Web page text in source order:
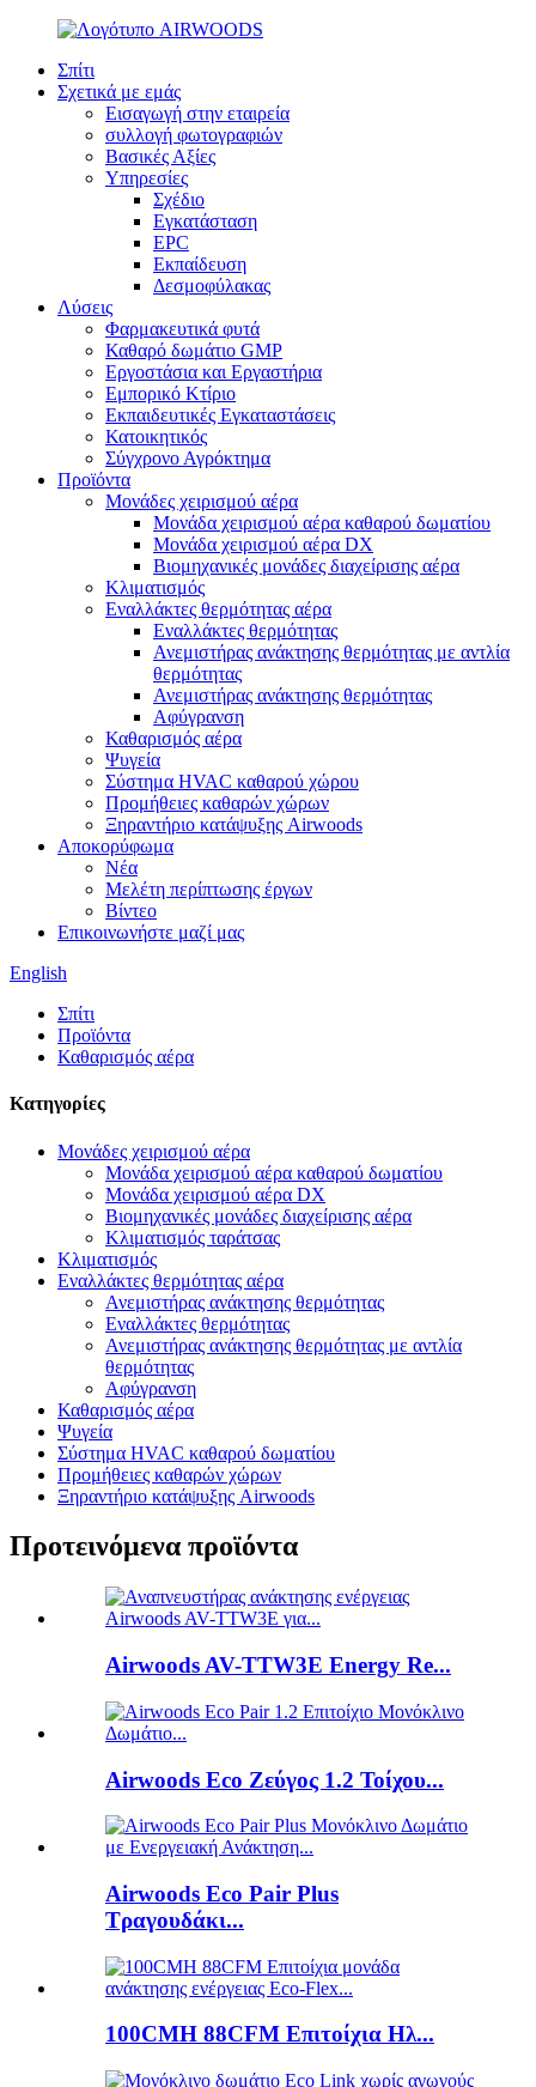
Σπίτι
Σχετικά με εμάς
Εισαγωγή στην εταιρεία
συλλογή φωτογραφιών
Βασικές Αξίες
Υπηρεσίες
Σχέδιο
Εγκατάσταση
EPC
Εκπαίδευση
Δεσμοφύλακας
Λύσεις
Φαρμακευτικά φυτά
Καθαρό δωμάτιο GMP
Εργοστάσια και Εργαστήρια
Εμπορικό Κτίριο
Εκπαιδευτικές Εγκαταστάσεις
Κατοικητικός
Σύγχρονο Αγρόκτημα
Προϊόντα
Μονάδες χειρισμού αέρα
Μονάδα χειρισμού αέρα καθαρού δωματίου
Μονάδα χειρισμού αέρα DX
Βιομηχανικές μονάδες διαχείρισης αέρα
Κλιματισμός
Εναλλάκτες θερμότητας αέρα
Εναλλάκτες θερμότητας
Ανεμιστήρας ανάκτησης θερμότητας με αντλία
θερμότητας
Ανεμιστήρας ανάκτησης θερμότητας
Αφύγρανση
Καθαρισμός αέρα
Ψυγεία
Σύστημα HVAC καθαρού χώρου
Προμήθειες καθαρών χώρων
Ξηραντήριο κατάψυξης Airwoods
Αποκορύφωμα
Νέα
Μελέτη περίπτωσης έργων
Βίντεο
Επικοινωνήστε μαζί μας
English
Σπίτι
Προϊόντα
Καθαρισμός αέρα
Κατηγορίες
Μονάδες χειρισμού αέρα
Μονάδα χειρισμού αέρα καθαρού δωματίου
Μονάδα χειρισμού αέρα DX
Βιομηχανικές μονάδες διαχείρισης αέρα
Κλιματισμός ταράτσας
Κλιματισμός
Εναλλάκτες θερμότητας αέρα
Ανεμιστήρας ανάκτησης θερμότητας
Εναλλάκτες θερμότητας
Ανεμιστήρας ανάκτησης θερμότητας με αντλία
θερμότητας
Αφύγρανση
Καθαρισμός αέρα
Ψυγεία
Σύστημα HVAC καθαρού δωματίου
Προμήθειες καθαρών χώρων
Ξηραντήριο κατάψυξης Airwoods
Προτεινόμενα προϊόντα
Airwoods AV-TTW3E Energy Re...
Airwoods Eco Ζεύγος 1.2 Τοίχου...
Airwoods Eco Pair Plus
Τραγουδάκι...
100CMH 88CFM Επιτοίχια Ηλ...